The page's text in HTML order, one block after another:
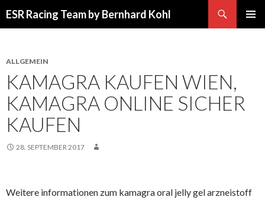
ESR Racing Team by Bernhard Kohl
ALLGEMEIN
KAMAGRA KAUFEN WIEN,
KAMAGRA ONLINE SICHER
KAUFEN
28. SEPTEMBER 2017
Weitere informationen zum kamagra oral jelly gel arzneistoff